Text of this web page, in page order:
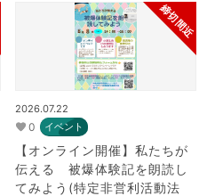
締切間近
2026.07.22
0 イベント
【オンライン開催】私たちが
伝える 被爆体験記を朗読し
てみよう(特定非営利活動法